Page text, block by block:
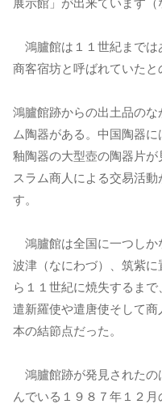
鴻臚館は１１世紀までは
商客宿坊と呼ばれていたと
鴻臚館跡からの出土品の
ム陶器がある。中国陶器
釉陶器の大型壺の陶器片
スラム商人による交易活
す。
鴻臚館は全国に一つしか
波津（なにわづ）、筑紫
ら１１世紀に焼失するま
遣新羅使や遣唐使そして
本の結節点だった。
鴻臚館跡が発見されたの
んでいる１９８７年１２